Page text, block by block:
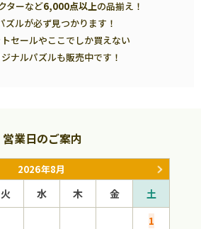
ターなど6,000点以上の品揃え！
ズルが必ず見つかります！
セールやここでしか買えない
ナルパズルも販売中です！
営業日のご案内
2026年8月
火 水 木 金
土
1